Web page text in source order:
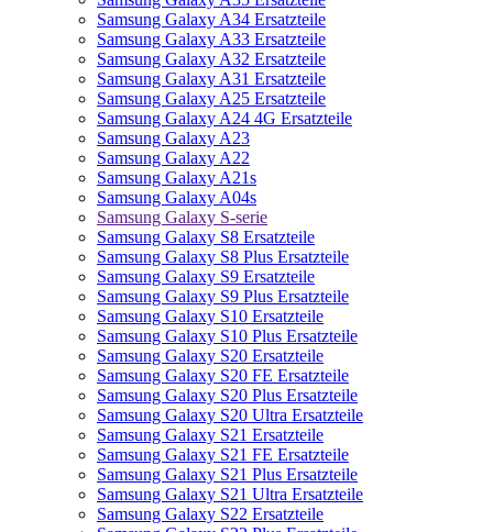
Samsung Galaxy A34 Ersatzteile
Samsung Galaxy A33 Ersatzteile
Samsung Galaxy A32 Ersatzteile
Samsung Galaxy A31 Ersatzteile
Samsung Galaxy A25 Ersatzteile
Samsung Galaxy A24 4G Ersatzteile
Samsung Galaxy A23
Samsung Galaxy A22
Samsung Galaxy A21s
Samsung Galaxy A04s
Samsung Galaxy S-serie
Samsung Galaxy S8 Ersatzteile
Samsung Galaxy S8 Plus Ersatzteile
Samsung Galaxy S9 Ersatzteile
Samsung Galaxy S9 Plus Ersatzteile
Samsung Galaxy S10 Ersatzteile
Samsung Galaxy S10 Plus Ersatzteile
Samsung Galaxy S20 Ersatzteile
Samsung Galaxy S20 FE Ersatzteile
Samsung Galaxy S20 Plus Ersatzteile
Samsung Galaxy S20 Ultra Ersatzteile
Samsung Galaxy S21 Ersatzteile
Samsung Galaxy S21 FE Ersatzteile
Samsung Galaxy S21 Plus Ersatzteile
Samsung Galaxy S21 Ultra Ersatzteile
Samsung Galaxy S22 Ersatzteile